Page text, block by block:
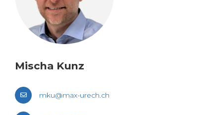
Mischa Kunz
mku@​max-​urech.​ch